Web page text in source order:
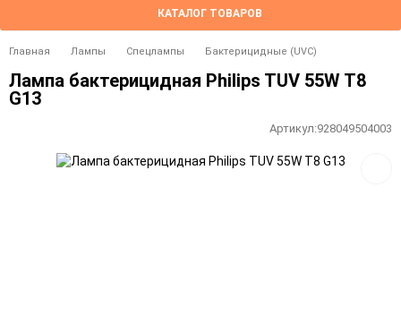
КАТАЛОГ ТОВАРОВ
Главная Лампы Спецлампы Бактерицидные (UVC)
Лампа бактерицидная Philips TUV 55W T8
G13
Артикул:928049504003